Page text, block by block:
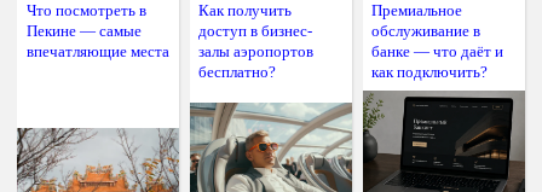
Что посмотреть в
Пекине — самые
впечатляющие места
Как получить
доступ в бизнес-
залы аэропортов
бесплатно?
Премиальное
обслуживание в
банке — что даёт и
как подключить?